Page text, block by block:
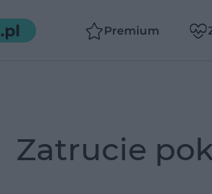
Premium
zatrucie